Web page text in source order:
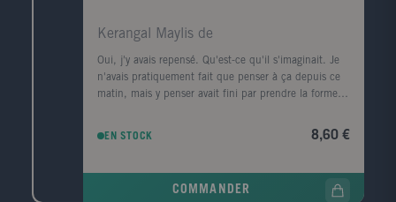
Kerangal Maylis de
Oui, j'y avais repensé. Qu'est-ce qu'il s'imaginait. Je
n'avais pratiquement fait que penser à ça depuis ce
matin, mais y penser avait fini par prendre la forme
conteneurs." Le corps d'un homme est retrouvé au
police, elle prend le train pour Le Havre, ville de son
EN STOCK 8,60 €
COMMANDER